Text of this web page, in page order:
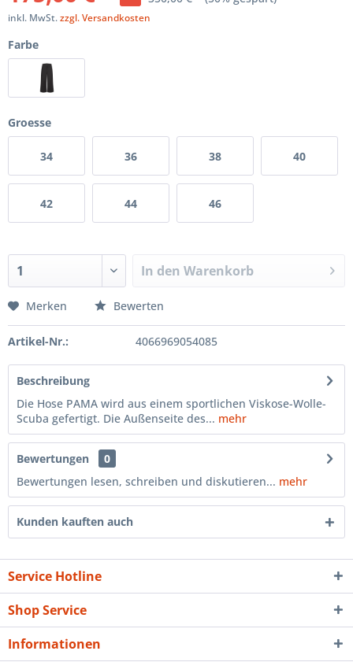
inkl. MwSt.zzgl. Versandkosten
Farbe
Groesse
34 36 38 40
42 44 46
In den Warenkorb
Merken Bewerten
Artikel-Nr.: 4066969054085
Beschreibung
Die Hose PAMA wird aus einem sportlichen Viskose-Wolle-
Scuba gefertigt. Die Außenseite des... mehr
Bewertungen
0
Bewertungen lesen, schreiben und diskutieren... mehr
Kunden kauften auch
Service Hotline
Shop Service
Informationen